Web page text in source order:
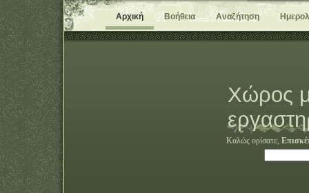
Αρχική Βοήθεια Αναζήτηση
Χώρος
Καλώς ορίσατε,